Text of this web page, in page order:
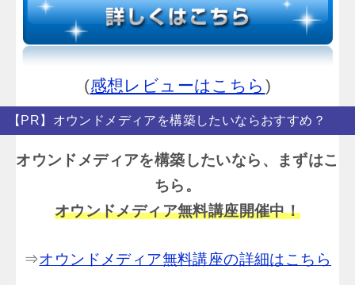
(感想レビューはこちら )
【PR】オウンドメディアを構築したいならおすすめ？
オウンドメディアを構築したいなら、まずはこ
ちら。
オウンドメディア無料講座開催中！
⇒オウンドメディア無料講座の詳細はこちら